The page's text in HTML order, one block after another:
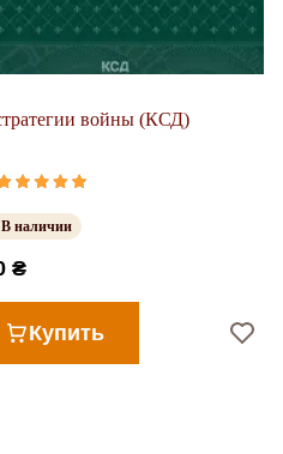
войны (КСД)
В наличии
₴
Купить